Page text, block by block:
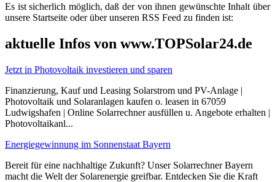
Es ist sicherlich möglich, daß der von ihnen gewünschte Inhalt über
unsere Startseite oder über unseren RSS Feed zu finden ist:
aktuelle Infos von www.TOPSolar24.de
Jetzt in Photovoltaik investieren und sparen
Finanzierung, Kauf und Leasing Solarstrom und PV-Anlage |
Photovoltaik und Solaranlagen kaufen o. leasen in 67059
Ludwigshafen | Online Solarrechner ausfüllen u. Angebote erhalten |
Photovoltaikanl...
Energiegewinnung im Sonnenstaat Bayern
Bereit für eine nachhaltige Zukunft? Unser Solarrechner Bayern
macht die Welt der Solarenergie greifbar. Entdecken Sie die Kraft